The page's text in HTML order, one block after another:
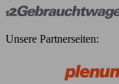
Unsere Partnerseiten: